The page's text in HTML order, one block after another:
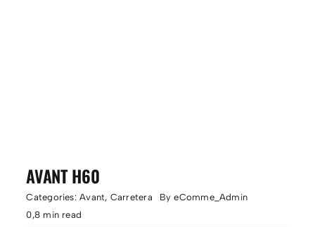
AVANT H60
Categories:Avant, Carretera ByeComme_Admin
0,8 min read